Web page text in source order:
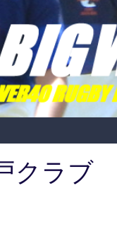
クラブ